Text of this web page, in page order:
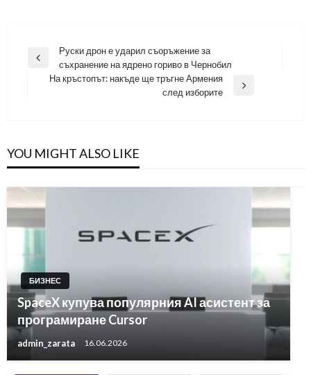
Навигация
Previous
Руски дрон е ударил съоръжение за
съхранение на ядрено гориво в Чернобил
На кръстопът: накъде ще тръгне Армения
след изборите
YOU MIGHT ALSO LIKE
БИЗНЕС
SpaceX купува популярния AI асистент за
програмиране Cursor
admin_zarata 16.06.2026